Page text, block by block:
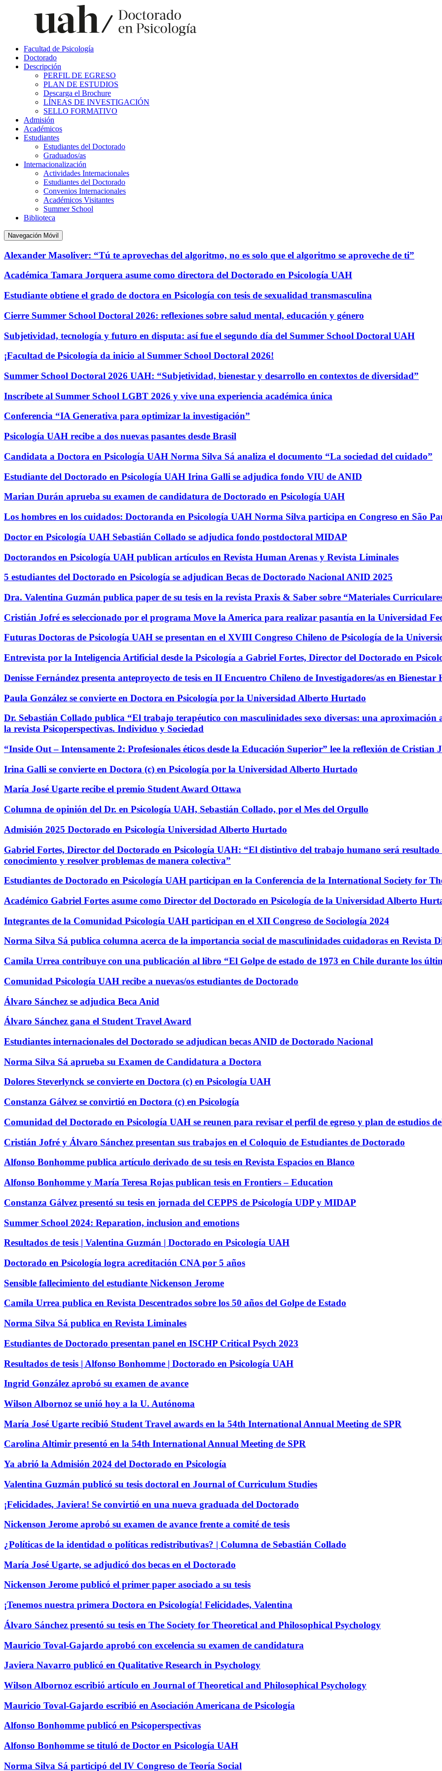
Facultad de Psicología
Doctorado
Descripción
PERFIL DE EGRESO
PLAN DE ESTUDIOS
Descarga el Brochure
LÍNEAS DE INVESTIGACIÓN
SELLO FORMATIVO
Admisión
Académicos
Estudiantes
Estudiantes del Doctorado
Graduados/as
Internacionalización
Actividades Internacionales
Estudiantes del Doctorado
Convenios Internacionales
Académicos Visitantes
Summer School
Biblioteca
Navegación Móvil
Alexander Masoliver: “Tú te aprovechas del algoritmo, no es solo que el algoritmo se aproveche de ti”
Académica Tamara Jorquera asume como directora del Doctorado en Psicología UAH
Estudiante obtiene el grado de doctora en Psicología con tesis de sexualidad transmasculina
Cierre Summer School Doctoral 2026: reflexiones sobre salud mental, educación y género
Subjetividad, tecnología y futuro en disputa: así fue el segundo día del Summer School Doctoral UAH
¡Facultad de Psicología da inicio al Summer School Doctoral 2026!
Summer School Doctoral 2026 UAH: “Subjetividad, bienestar y desarrollo en contextos de diversidad”
Inscríbete al Summer School LGBT 2026 y vive una experiencia académica única
Conferencia “IA Generativa para optimizar la investigación”
Psicología UAH recibe a dos nuevas pasantes desde Brasil
Candidata a Doctora en Psicología UAH Norma Silva Sá analiza el documento “La sociedad del cuidado”
Estudiante del Doctorado en Psicología UAH Irina Galli se adjudica fondo VIU de ANID
Marian Durán aprueba su examen de candidatura de Doctorado en Psicología UAH
Los hombres en los cuidados: Doctoranda en Psicología UAH Norma Silva participa en Congreso en São
Doctor en Psicología UAH Sebastián Collado se adjudica fondo postdoctoral MIDAP
Doctorandos en Psicología UAH publican artículos en Revista Human Arenas y Revista Liminales
5 estudiantes del Doctorado en Psicología se adjudican Becas de Doctorado Nacional ANID 2025
Dra. Valentina Guzmán publica paper de su tesis en la revista Praxis & Saber sobre “Materiales
Cristián Jofré es seleccionado por el programa Move la America para realizar pasantía en la Universidad
Futuras Doctoras de Psicología UAH se presentan en el XVIII Congreso Chileno de Psicología de la
Entrevista por la Inteligencia Artificial desde la Psicología a Gabriel Fortes, Director del Doctorado en
Denisse Fernández presenta anteproyecto de tesis en II Encuentro Chileno de Investigadores/as en
Paula González se convierte en Doctora en Psicología por la Universidad Alberto Hurtado
Dr. Sebastián Collado publica “El trabajo terapéutico con masculinidades sexo diversas: una
la revista Psicoperspectivas. Individuo y Sociedad
“Inside Out – Intensamente 2: Profesionales éticos desde la Educación Superior” lee la reflexión de
Irina Galli se convierte en Doctora (c) en Psicología por la Universidad Alberto Hurtado
María José Ugarte recibe el premio Student Award Ottawa
Columna de opinión del Dr. en Psicología UAH, Sebastián Collado, por el Mes del Orgullo
Admisión 2025 Doctorado en Psicología Universidad Alberto Hurtado
Gabriel Fortes, Director del Doctorado en Psicología UAH: “El distintivo del trabajo humano será
conocimiento y resolver problemas de manera colectiva”
Estudiantes de Doctorado en Psicología UAH participan en la Conferencia de la International Society for
Académico Gabriel Fortes asume como Director del Doctorado en Psicología de la Universidad Alberto
Integrantes de la Comunidad Psicología UAH participan en el XII Congreso de Sociología 2024
Norma Silva Sá publica columna acerca de la importancia social de masculinidades cuidadoras en Revista
Camila Urrea contribuye con una publicación al libro “El Golpe de estado de 1973 en Chile durante los
Comunidad Psicología UAH recibe a nuevas/os estudiantes de Doctorado
Álvaro Sánchez se adjudica Beca Anid
Álvaro Sánchez gana el Student Travel Award
Estudiantes internacionales del Doctorado se adjudican becas ANID de Doctorado Nacional
Norma Silva Sá aprueba su Examen de Candidatura a Doctora
Dolores Steverlynck se convierte en Doctora (c) en Psicología UAH
Constanza Gálvez se convirtió en Doctora (c) en Psicología
Comunidad del Doctorado en Psicología UAH se reunen para revisar el perfil de egreso y plan de estudios
Cristián Jofré y Álvaro Sánchez presentan sus trabajos en el Coloquio de Estudiantes de Doctorado
Alfonso Bonhomme publica artículo derivado de su tesis en Revista Espacios en Blanco
Alfonso Bonhomme y María Teresa Rojas publican tesis en Frontiers – Education
Constanza Gálvez presentó su tesis en jornada del CEPPS de Psicología UDP y MIDAP
Summer School 2024: Reparation, inclusion and emotions
Resultados de tesis | Valentina Guzmán | Doctorado en Psicología UAH
Doctorado en Psicología logra acreditación CNA por 5 años
Sensible fallecimiento del estudiante Nickenson Jerome
Camila Urrea publica en Revista Descentrados sobre los 50 años del Golpe de Estado
Norma Silva Sá publica en Revista Liminales
Estudiantes de Doctorado presentan panel en ISCHP Critical Psych 2023
Resultados de tesis | Alfonso Bonhomme | Doctorado en Psicología UAH
Ingrid González aprobó su examen de avance
Wilson Albornoz se unió hoy a la U. Autónoma
María José Ugarte recibió Student Travel awards en la 54th International Annual Meeting de SPR
Carolina Altimir presentó en la 54th International Annual Meeting de SPR
Ya abrió la Admisión 2024 del Doctorado en Psicología
Valentina Guzmán publicó su tesis doctoral en Journal of Curriculum Studies
¡Felicidades, Javiera! Se convirtió en una nueva graduada del Doctorado
Nickenson Jerome aprobó su examen de avance frente a comité de tesis
¿Políticas de la identidad o políticas redistributivas? | Columna de Sebastián Collado
María José Ugarte, se adjudicó dos becas en el Doctorado
Nickenson Jerome publicó el primer paper asociado a su tesis
¡Tenemos nuestra primera Doctora en Psicología! Felicidades, Valentina
Álvaro Sánchez presentó su tesis en The Society for Theoretical and Philosophical Psychology
Mauricio Toval-Gajardo aprobó con excelencia su examen de candidatura
Javiera Navarro publicó en Qualitative Research in Psychology
Wilson Albornoz escribió artículo en Journal of Theoretical and Philosophical Psychology
Mauricio Toval-Gajardo escribió en Asociación Americana de Psicología
Alfonso Bonhomme publicó en Psicoperspectivas
Alfonso Bonhomme se tituló de Doctor en Psicología UAH
Norma Silva Sá participó del IV Congreso de Teoría Social